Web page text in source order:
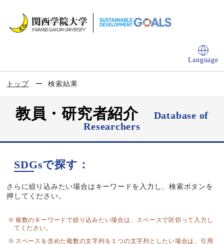
Language
トップ 検索結果
教員・研究者紹介
Database of
Researchers
SDGsで探す：
さらに絞り込みたい場合はキーワードを入力し、検索ボタンを
押してください。
複数のキーワードで絞り込みたい場合は、スペースで区切って入力し
てください。
スペースを含めた複数の文字列を１つの文字列としたい場合は、引用